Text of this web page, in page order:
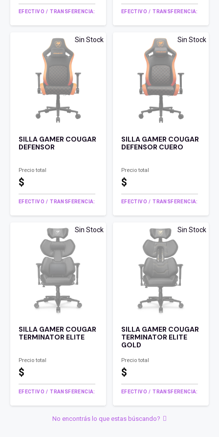
EFECTIVO / TRANSFERENCIA: EFECTIVO / TRANSFERENCIA:
Sin Stock
SILLA GAMER COUGAR
DEFENSOR
Precio total
$
EFECTIVO / TRANSFERENCIA:
Sin Stock
SILLA GAMER COUGAR
DEFENSOR CUERO
Precio total
$
EFECTIVO / TRANSFERENCIA:
Sin Stock
SILLA GAMER COUGAR
TERMINATOR ELITE
Precio total
$
EFECTIVO / TRANSFERENCIA:
Sin Stock
SILLA GAMER COUGAR
TERMINATOR ELITE
GOLD
Precio total
$
EFECTIVO / TRANSFERENCIA:
No encontrás lo que estas búscando?